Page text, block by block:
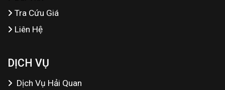
Tra Cứu Giá
Liên Hệ
DỊCH VỤ
Dịch Vụ Hải Quan